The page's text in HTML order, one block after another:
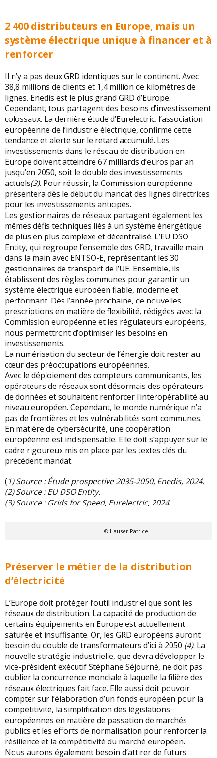
2 400 distributeurs en Europe, mais un
système électrique unique à financer et à
renforcer
Il n’y a pas deux GRD identiques sur le continent. Avec
38,8 millions de clients et 1,4 million de kilomètres de
lignes, Enedis est le plus grand GRD d’Europe.
Cependant, tous partagent des besoins d’investissement
colossaux. La dernière étude d’Eurelectric, l’association
européenne de l’industrie électrique, confirme cette
tendance et alerte sur le retard accumulé. Les
investissements dans le réseau de distribution en
Europe doivent atteindre 67 milliards d’euros par an
jusqu’en 2050, soit le double des investissements
actuels(3). Pour réussir, la Commission européenne
présentera dès le début du mandat des lignes directrices
pour les investissements anticipés.
Les gestionnaires de réseaux partagent également les
mêmes défis techniques liés à un système énergétique
de plus en plus complexe et décentralisé. L’EU DSO
Entity, qui regroupe l’ensemble des GRD, travaille main
dans la main avec ENTSO-E, représentant les 30
gestionnaires de transport de l’UE. Ensemble, ils
établissent des règles communes pour garantir un
système électrique européen fiable, moderne et
performant. Dès l’année prochaine, de nouvelles
prescriptions en matière de flexibilité, rédigées avec la
Commission européenne et les régulateurs européens,
nous permettront d’optimiser les besoins en
investissements.
La numérisation du secteur de l’énergie doit rester au
cœur des préoccupations européennes.
Avec le déploiement des compteurs communicants, les
opérateurs de réseaux sont désormais des opérateurs
de données et souhaitent renforcer l’interopérabilité au
niveau européen. Cependant, le monde numérique n’a
pas de frontières et les vulnérabilités sont communes.
En matière de cybersécurité, une coopération
européenne est indispensable. Elle doit s’appuyer sur le
cadre rigoureux mis en place par les textes clés du
précédent mandat.
( 1) Source : Étude prospective 2035-2050, Enedis, 2024.
(2) Source : EU DSO Entity.
(3) Source : Grids for Speed, Eurelectric, 2024.
© Hauser Patrice
Préserver le métier de la distribution
d’électricité
L’Europe doit protéger l’outil industriel que sont les
réseaux de distribution. La capacité de production de
certains équipements en Europe est actuellement
saturée et insuffisante. Or, les GRD européens auront
besoin du double de transformateurs d’ici à 2050 (4). La
nouvelle stratégie industrielle, que devra développer le
vice-président exécutif Stéphane Séjourné, ne doit pas
oublier la concurrence mondiale à laquelle la filière des
réseaux électriques fait face. Elle aussi doit pouvoir
compter sur l’élaboration d’un fonds européen pour la
compétitivité, la simplification des législations
européennes en matière de passation de marchés
publics et les efforts de normalisation pour renforcer la
résilience et la compétitivité du marché européen.
Nous aurons également besoin d’attirer de futurs